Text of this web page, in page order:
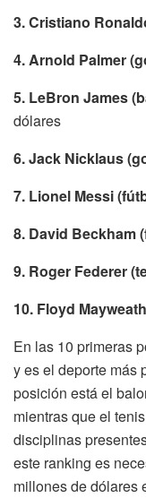
3. Cristiano
4. Arnold Palmer
5. LeBron James
dólares
6. Jack Nicklaus
7. Lionel Messi
8. David Beckham
9. Roger Federer
10. Floyd
En las 10 primeras
y es el deporte más
posición está el
mientras que el
disciplinas
este ranking es
millones de dólares